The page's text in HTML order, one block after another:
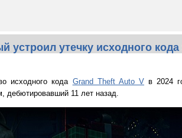
устроил утечку исходного
исходного кода Grand Theft Auto Vв 2024
дебютировавший 11 лет назад.